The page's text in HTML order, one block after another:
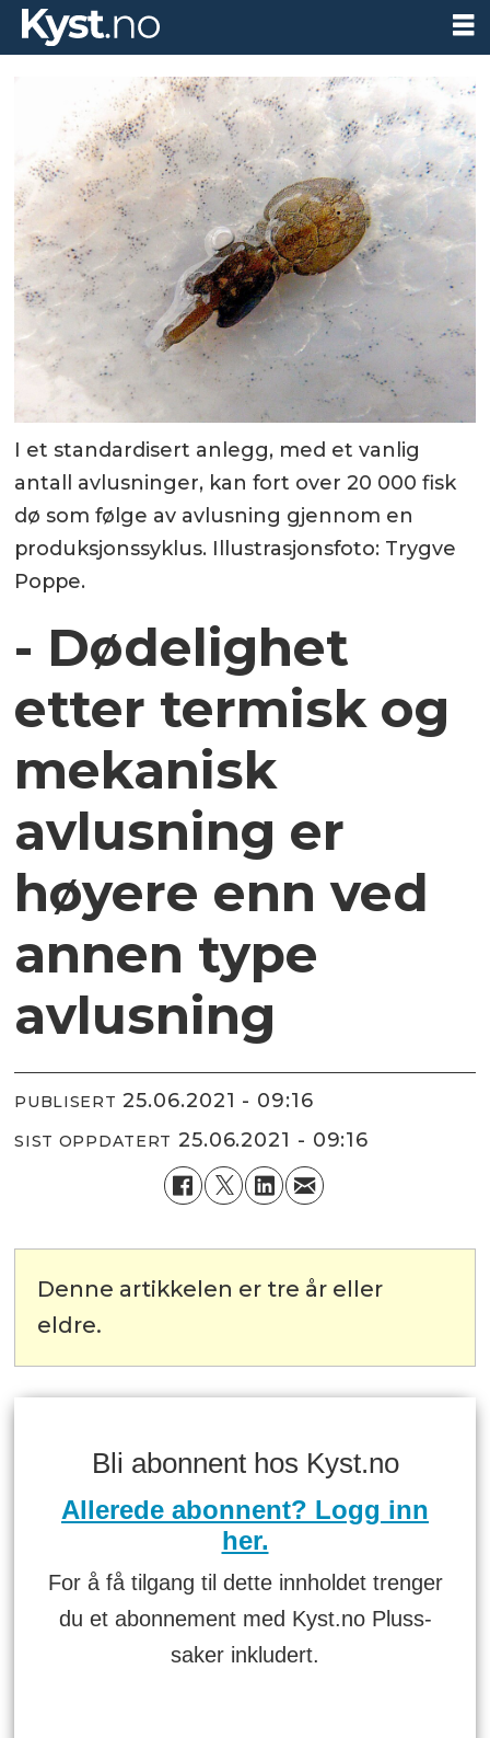
I et standardisert anlegg, med et vanlig
antall avlusninger, kan fort over 20 000 fisk
dø som følge av avlusning gjennom en
produksjonssyklus. Illustrasjonsfoto: Trygve
Poppe.
- Dødelighet
etter termisk og
mekanisk
avlusning er
høyere enn ved
annen type
avlusning
PUBLISERT 25.06.2021 - 09:16
SIST OPPDATERT 25.06.2021 - 09:16
Denne artikkelen er tre år eller
eldre.
Bli abonnent hos Kyst.no
Allerede abonnent? Logg inn
her.
For å få tilgang til dette innholdet trenger
du et abonnement med Kyst.no Pluss-
saker inkludert.